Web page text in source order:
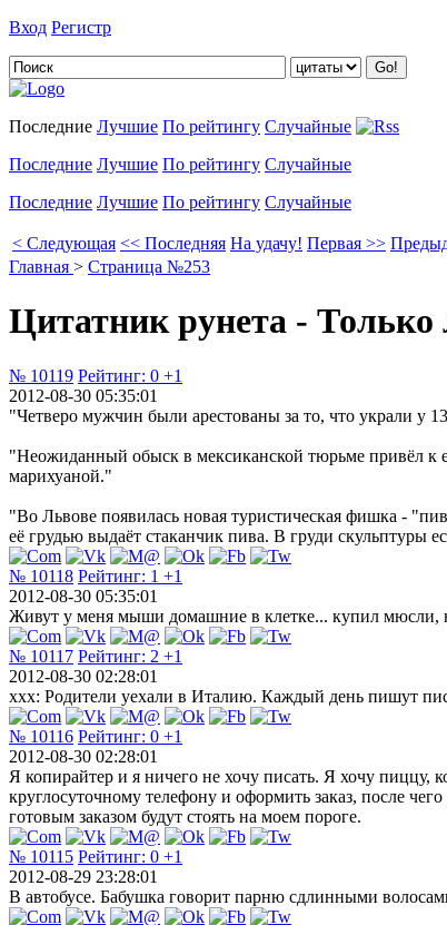
Вход Регистр
Последние Лучшие По рейтингу Случайные
Последние Лучшие По рейтингу Случайные
Последние Лучшие По рейтингу Случайные
< Следующая << Последняя На удачу! Первая >>
Главная > Страница №253
Цитатник рунета - Только
№ 10119 Рейтинг: 0 +1
2012-08-30 05:35:01
"Четверо мужчин были арестованы за то, что украли у
"Неожиданный обыск в мексиканской тюрьме привёл к
марихуаной."
"Во Львове появилась новая туристическая фишка -
её грудью выдаёт стаканчик пива. В груди скульптуры
№ 10118 Рейтинг: 1 +1
2012-08-30 05:35:01
Живут у меня мыши домашние в клетке... купил мюсли,
№ 10117 Рейтинг: 2 +1
2012-08-30 02:28:01
xxx: Родители уехали в Италию. Каждый день пишут
№ 10116 Рейтинг: 0 +1
2012-08-30 02:28:01
Я копирайтер и я ничего не хочу писать. Я хочу пиццу,
круглосуточному телефону и оформить заказ, после
готовым заказом будут стоять на моем пороге.
№ 10115 Рейтинг: 0 +1
2012-08-29 23:28:01
В автобусе. Бабушка говорит парню сдлинными